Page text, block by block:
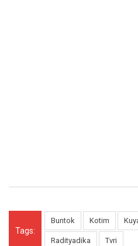
Tags:
Buntok Kotim
Radityadika Tvri